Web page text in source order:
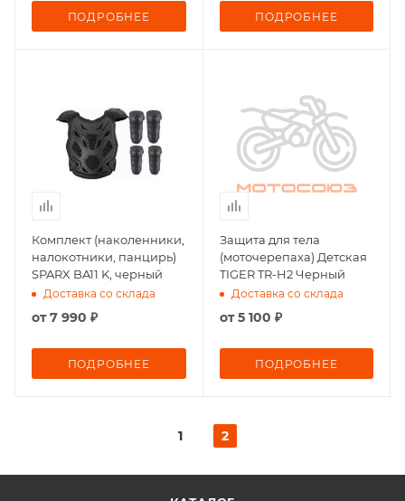
ПОДРОБНЕЕ ПОДРОБНЕЕ
Комплект (наколенники,
налокотники, панцирь)
SPARX BA11 K, черный
Доставка со склада
от7 990 ₽
ПОДРОБНЕЕ
Защита для тела
(моточерепаха) Детская
TIGER TR-H2 Черный
Доставка со склада
от5 100 ₽
ПОДРОБНЕЕ
1 2